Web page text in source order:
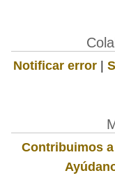
Notificar error |
Contribuimos